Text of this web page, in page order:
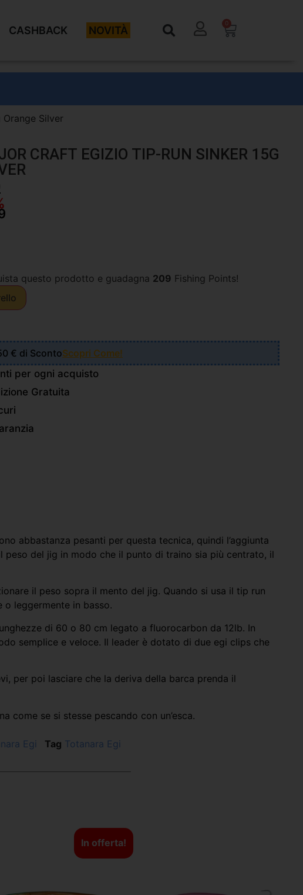
CASHBACK NOVITÀ
0
Silver
CRAFT EGIZIO TIP-RUN SINKER 15G
questo prodotto e guadagna 209 Fishing Points!
€ di ScontoScopri Come!
per ogni acquisto
Gratuita
abbastanza pesanti per questa tecnica, quindi l’aggiunta
del jig in modo che il punto di traino sia più centrato, il
il peso sopra il mento del jig. Quando si usa il tip run
o leggermente in basso.
di 60 o 80 cm legato a fluorocarbon da 12lb. In
semplice e veloce. Il leader è dotato di due egi clips che
per poi lasciare che la deriva della barca prenda il
come se si stesse pescando con un’esca.
Egi Tag Totanara Egi
In offerta!